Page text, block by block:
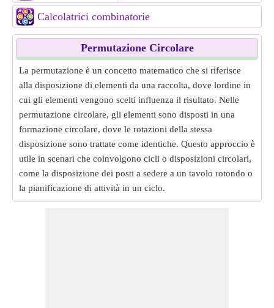
Calcolatrici combinatorie
Permutazione Circolare
La permutazione è un concetto matematico che si riferisce
alla disposizione di elementi da una raccolta, dove lordine in
cui gli elementi vengono scelti influenza il risultato. Nelle
permutazione circolare, gli elementi sono disposti in una
formazione circolare, dove le rotazioni della stessa
disposizione sono trattate come identiche. Questo approccio è
utile in scenari che coinvolgono cicli o disposizioni circolari,
come la disposizione dei posti a sedere a un tavolo rotondo o
la pianificazione di attività in un ciclo.